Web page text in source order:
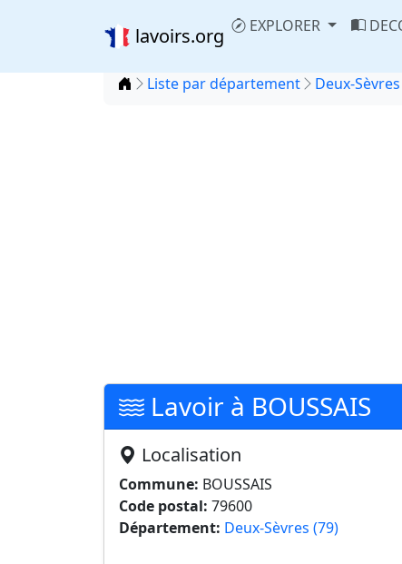
lavoirs.org EXPLORER
Accueil
Liste par département Deux-
Lavoir à BOUSSAIS
Localisation
Commune: BOUSSAIS
Code postal: 79600
Département: Deux-Sèvres (79)